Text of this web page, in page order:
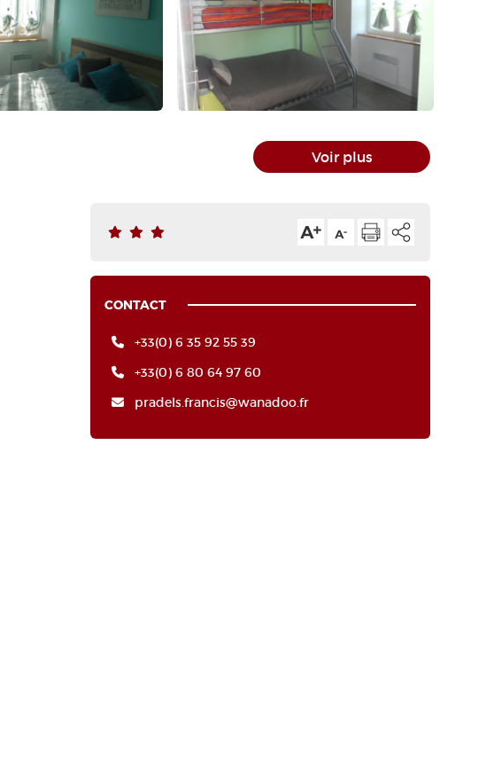
Voir plus
CONTACT
+33(0) 6 35 92 55 39
+33(0) 6 80 64 97 60
pradels.francis@wanadoo.fr